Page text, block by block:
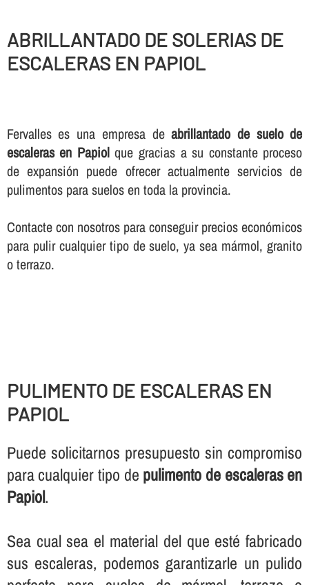
ABRILLANTADO DE SOLERIAS DE
ESCALERAS EN PAPIOL
Fervalles es una empresa deabrillantado de suelo de
escaleras en Papiolque gracias a su constante proceso
de expansión puede ofrecer actualmente servicios de
pulimentos para suelos en toda la provincia.
Contacte con nosotros para conseguir precios económicos
para pulir cualquier tipo de suelo, ya sea mármol, granito
o terrazo.
PULIMENTO DE ESCALERAS EN
PAPIOL
Puede solicitarnos presupuesto sin compromiso
para cualquier tipo de pulimento de escaleras en
Papiol.
Sea cual sea el material del que esté fabricado
sus escaleras, podemos garantizarle un pulido